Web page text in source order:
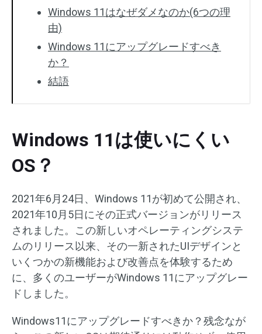
Windows 11はなぜダメなのか(6つの理
由)
Windows 11にアップグレードすべき
か？
結語
Windows 11は使いにくい
OS？
2021年6月24日、Windows 11が初めて公開され、
2021年10月5日にその正式バージョンがリリース
されました。この新しいオペレーティングシステ
ムのリリース以来、その一新されたUIデザインと
いくつかの新機能および改善点を体験するため
に、多くのユーザーがWindows 11にアップグレー
ドしました。
Windows11にアップグレードすべきか？残念なが